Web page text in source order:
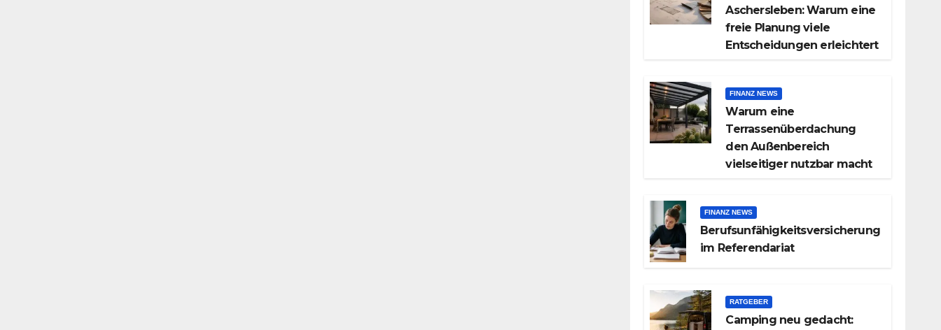
Aschersleben: Warum eine
freie Planung viele
Entscheidungen erleichtert
FINANZ NEWS
Warum eine
Terrassenüberdachung
den Außenbereich
vielseitiger nutzbar macht
FINANZ NEWS
Berufsunfähigkeitsversicherung
im Referendariat
RATGEBER
Camping neu gedacht: